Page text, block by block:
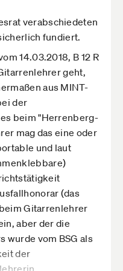
verabschiedeten
fundiert.
14.03.2018, B 12 R
geht,
aus MINT-
der
beim "Herrenberg-
mag das eine oder
und laut
(das
Gitarrenlehrer
aber der die
wurde vom BSG als
der